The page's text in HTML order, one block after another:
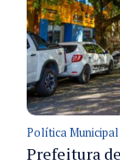
Política Municipal